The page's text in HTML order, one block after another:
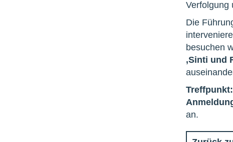
Verfolgung
Die
besuchen
‚Sinti und
Treffpunkt:
an.